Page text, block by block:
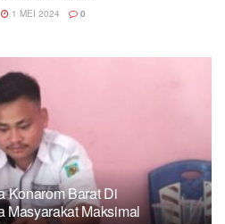
1 MEI 2024 0
Konarom Barat Di
Masyarakat Maksimal